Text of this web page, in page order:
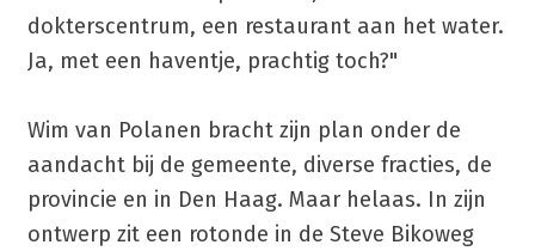
dokterscentrum, een restaurant aan het water.
Ja, met een haventje, prachtig toch?"
Wim van Polanen bracht zijn plan onder de
aandacht bij de gemeente, diverse fracties, de
provincie en in Den Haag. Maar helaas. In zijn
ontwerp zit een rotonde in de Steve Bikoweg